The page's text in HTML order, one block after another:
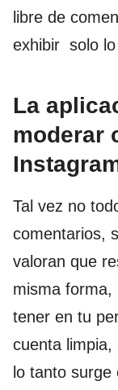
libre de
exhibir solo lo
La
moderar
Tal vez no
comentarios,
valoran que
misma
tener en tu
cuenta
lo tanto